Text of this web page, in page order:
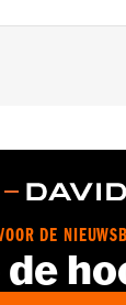
Vraag je dealer
DE